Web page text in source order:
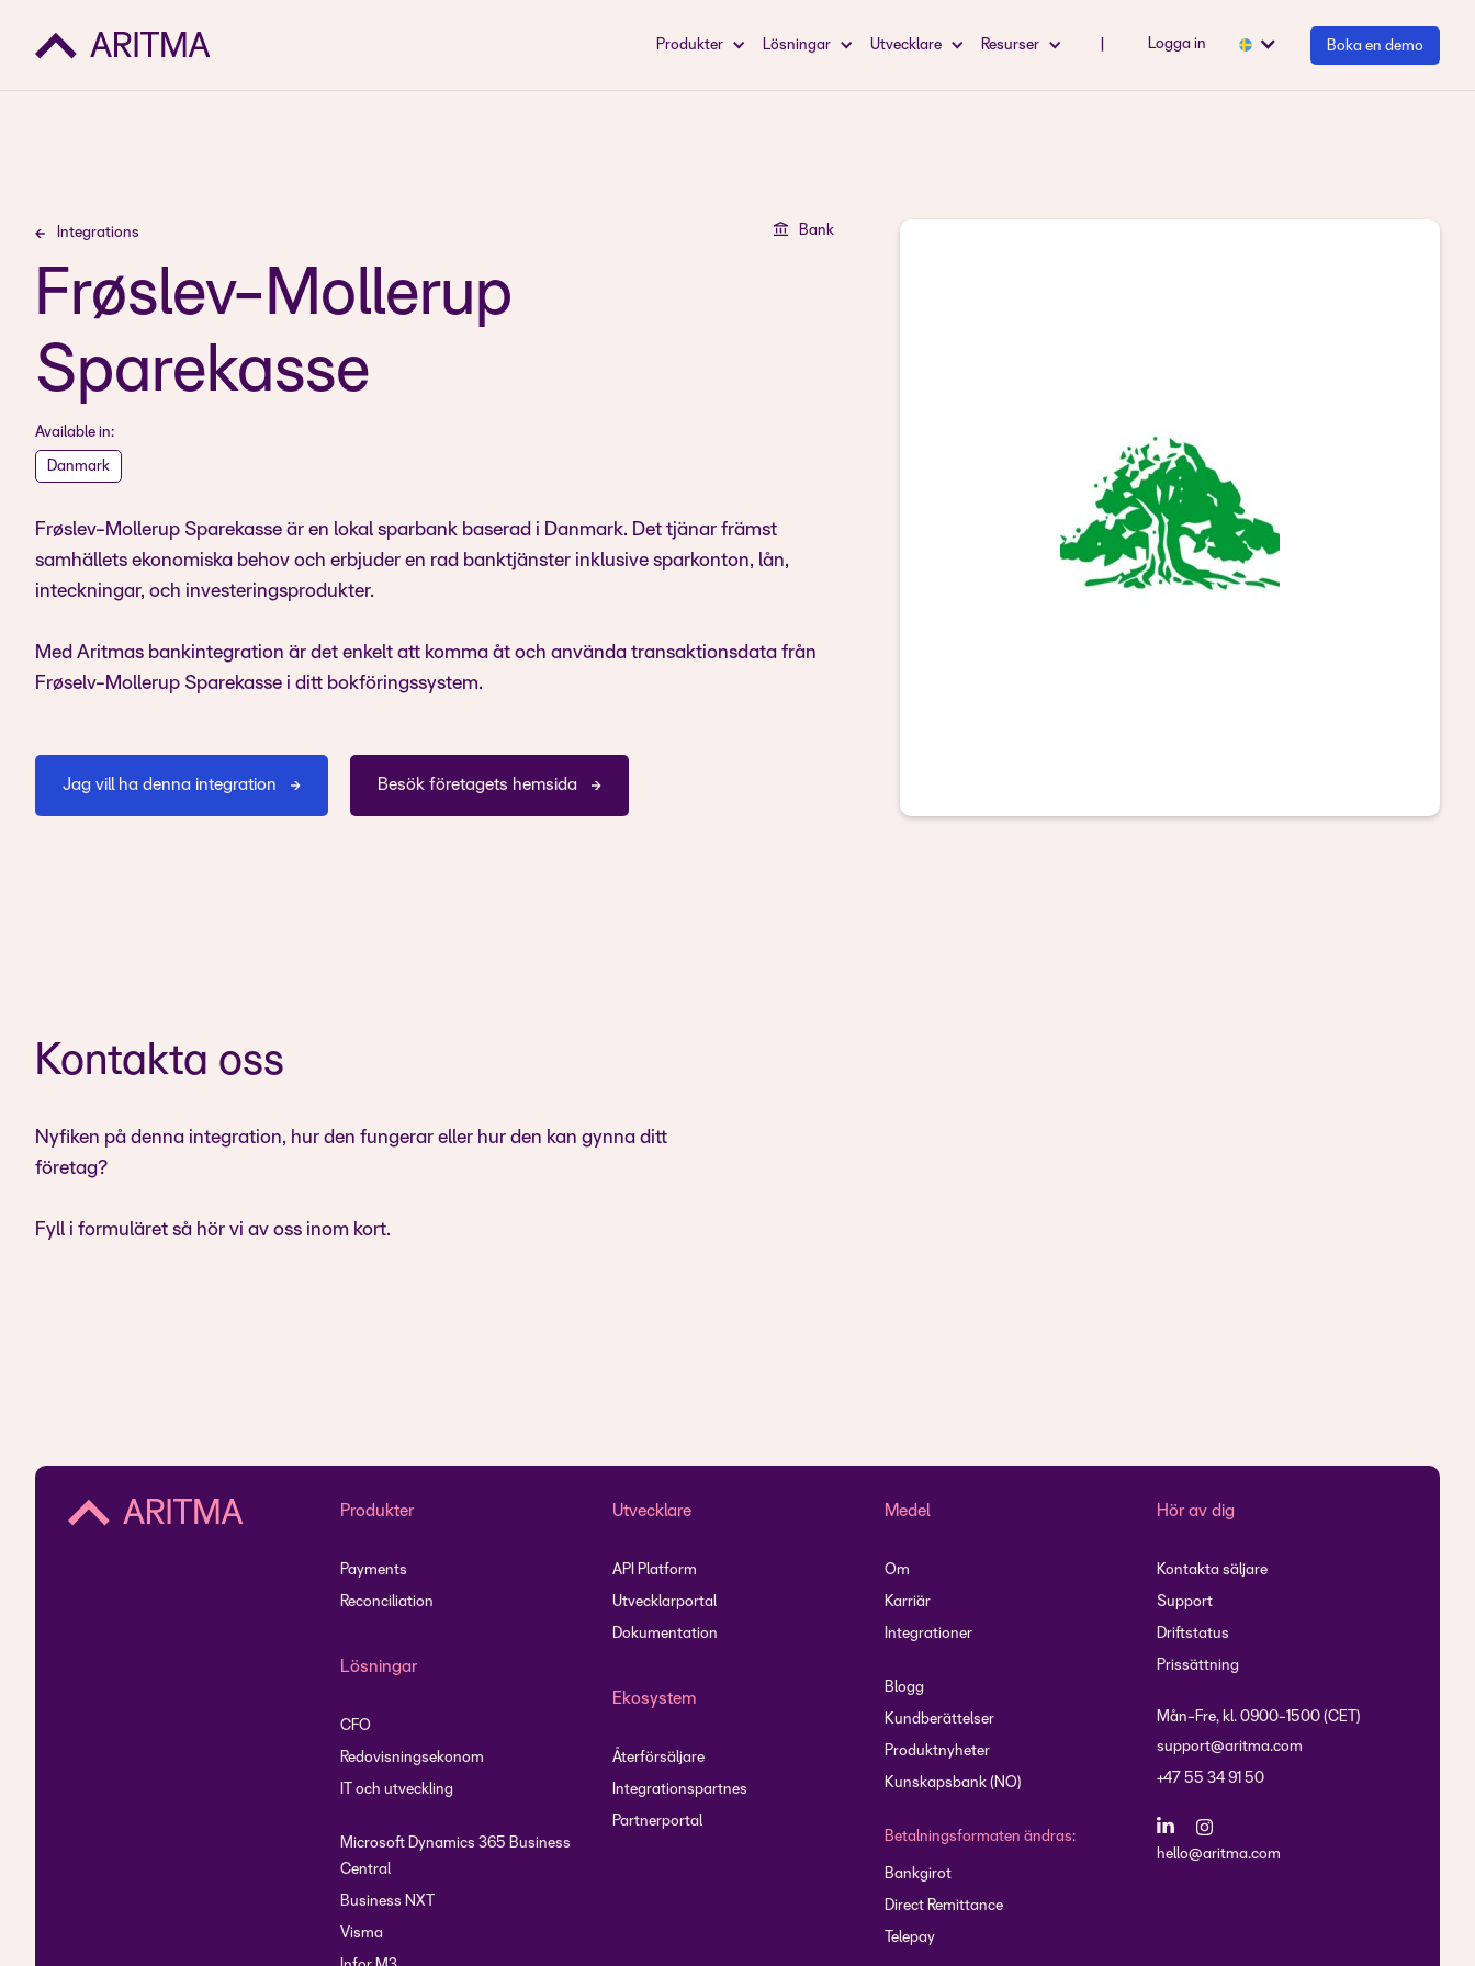
Produkter Lösningar Utvecklare Resurser Logga in Boka en demo
Integrations Bank
Frøslev-Mollerup
Sparekasse
Available in:
Danmark
Frøslev-Mollerup Sparekasse är en lokal sparbank baserad i Danmark. Det tjänar främst
samhällets ekonomiska behov och erbjuder en rad banktjänster inklusive sparkonton, lån,
inteckningar, och investeringsprodukter.
Med Aritmas bankintegration är det enkelt att komma åt och använda transaktionsdata från
Frøselv-Mollerup Sparekasse i ditt bokföringssystem.
Jag vill ha denna integration Besök företagets hemsida
Kontakta oss
Nyfiken på denna integration, hur den fungerar eller hur den kan gynna ditt
företag?
Fyll i formuläret så hör vi av oss inom kort.
Produkter
Payments
Reconciliation
Lösningar
CFO
Redovisningsekonom
IT och utveckling
Microsoft Dynamics 365 Business
Central
Business NXT
Visma
Utvecklare
API Platform
Utvecklarportal
Dokumentation
Ekosystem
Återförsäljare
Integrationspartnes
Partnerportal
Medel
Om
Karriär
Integrationer
Blogg
Kundberättelser
Produktnyheter
Kunskapsbank (NO)
Betalningsformaten ändras:
Bankgirot
Direct Remittance
Telepay
Hör av dig
Kontakta säljare
Support
Driftstatus
Prissättning
Mån-Fre, kl. 0900-1500 (CET)
support@aritma.com
+47 55 34 91 50
hello@aritma.com